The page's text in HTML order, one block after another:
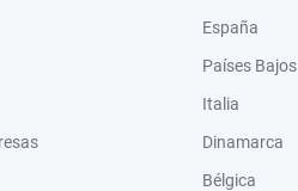
España
Países Bajos
Italia
Dinamarca
Bélgica